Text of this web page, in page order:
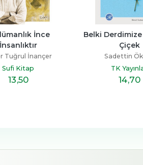
Belki Derdimize Çare Bir
Çiçek
Sadettin Ökten
TK Yayınları
Suyu
Şevket